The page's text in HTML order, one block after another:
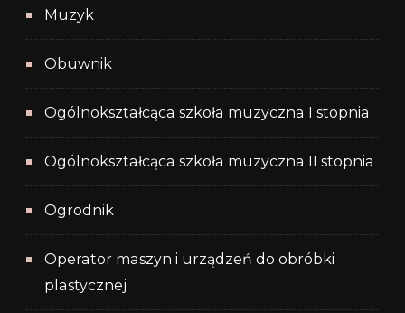
Muzyk
Obuwnik
Ogólnokształcąca szkoła muzyczna I stopnia
Ogólnokształcąca szkoła muzyczna II stopnia
Ogrodnik
Operator maszyn i urządzeń do obróbki
plastycznej